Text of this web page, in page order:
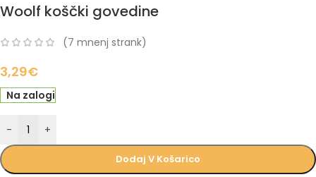
Woolf koščki govedine
(7 mnenj strank)
3,29€
Na zalogi
- +
Dodaj V Košarico